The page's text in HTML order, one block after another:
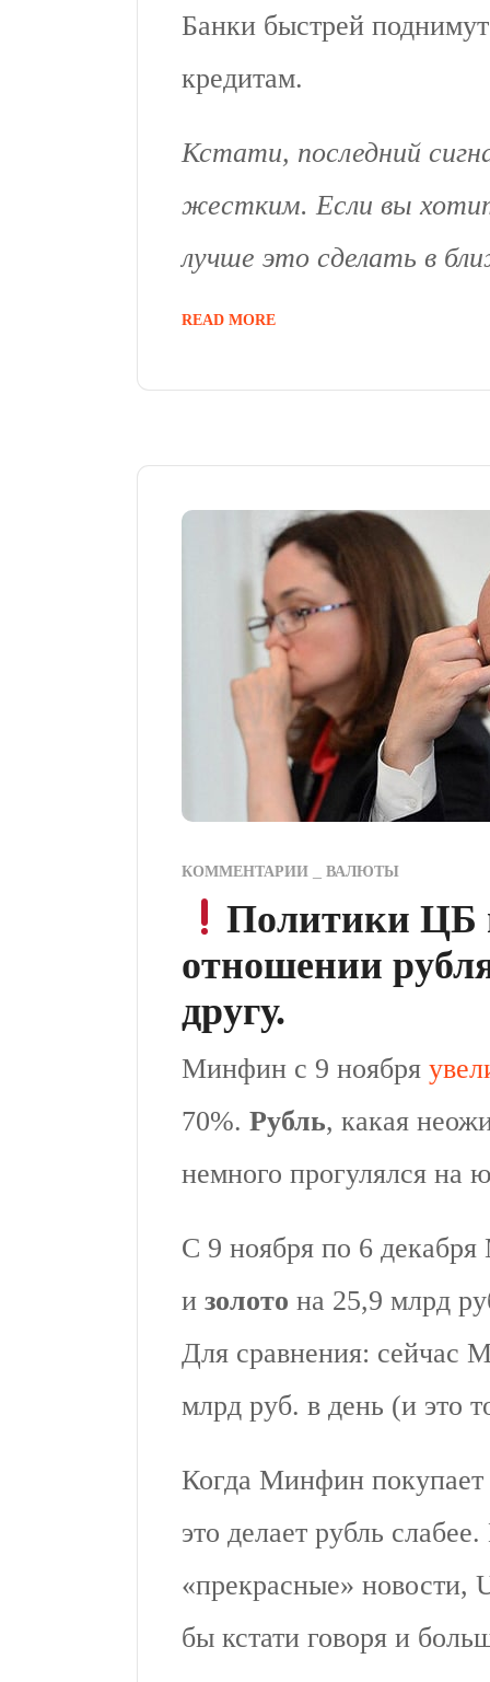
Банки быстрей
кредитам.
Кстати, последний
жестким. Если вы
лучше это сделать в
READ MORE
КОММЕНТАРИИ ВАЛЮТЫ
Политики
отношении
другу.
Минфин с 9 ноября
70%. Рубль, какая
немного прогулялся на
С 9 ноября по 6
и золото на 25,9 млрд
Для сравнения: сейчас
млрд руб. в день (и это
Когда Минфин покупает
это делает рубль
«прекрасные» новости,
бы кстати говоря и